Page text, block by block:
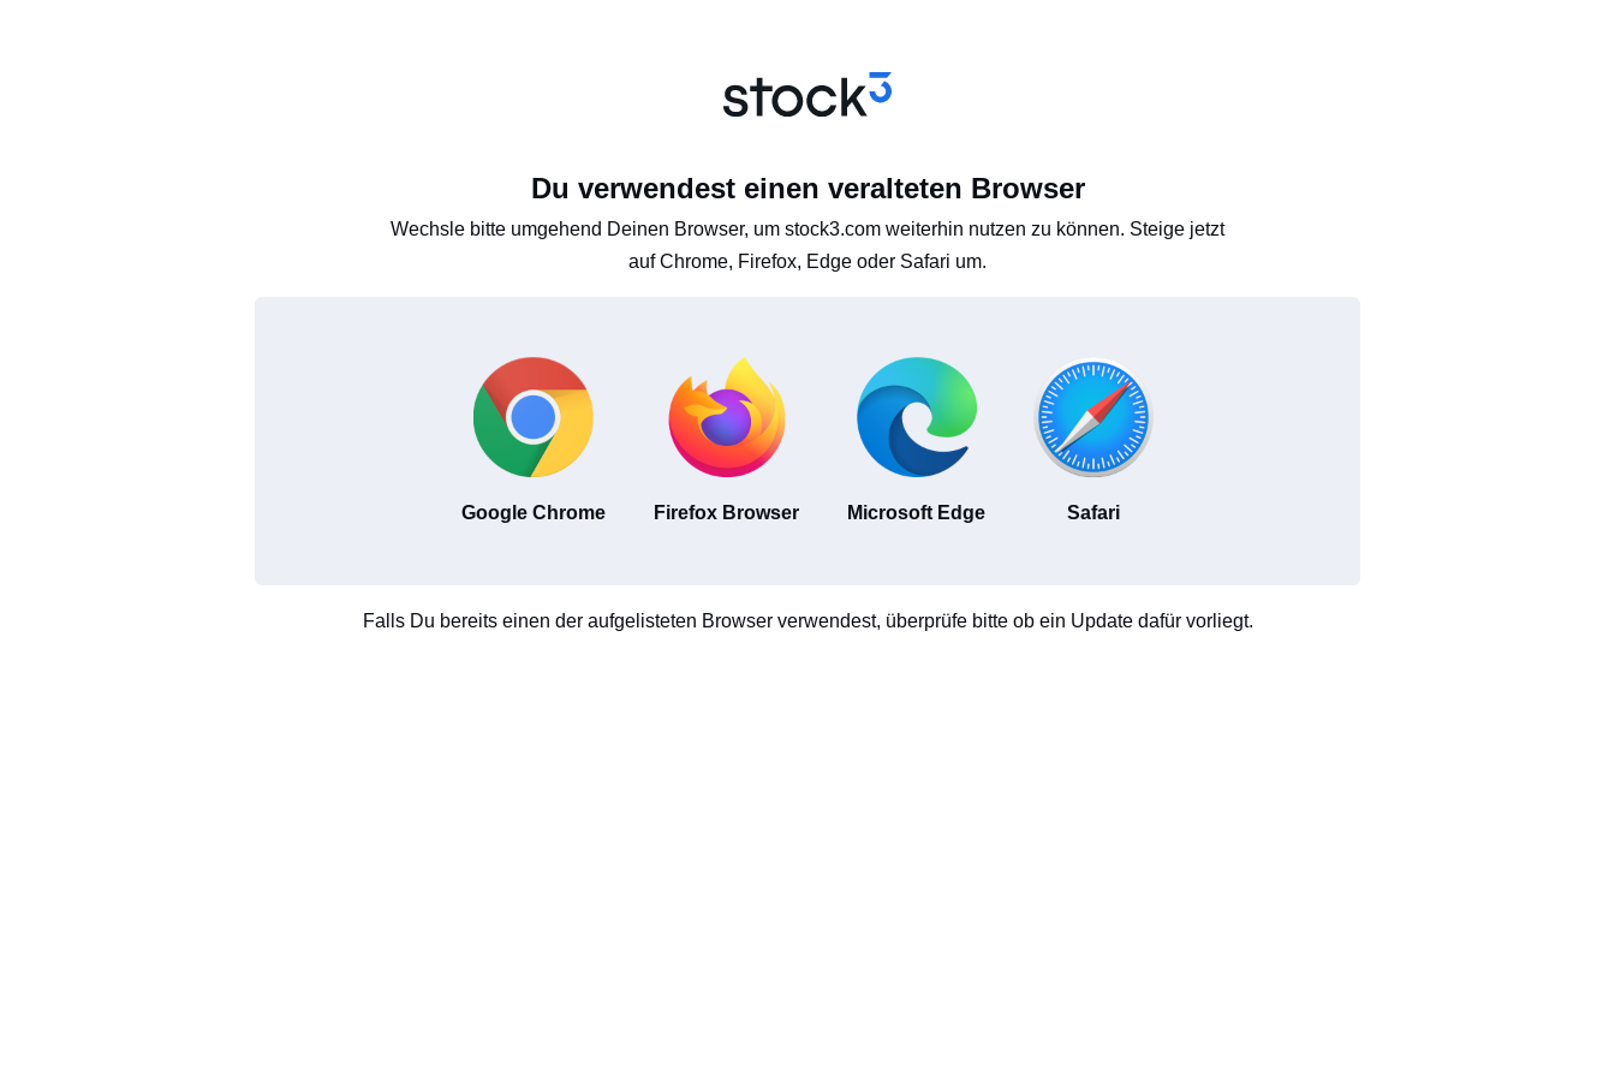
Du verwendest einen veralteten Browser
Wechsle bitte umgehend Deinen Browser, um stock3.com weiterhin nutzen zu können. Steige jetzt
auf Chrome, Firefox, Edge oder Safari um.
Google Chrome Firefox Browser Microsoft Edge Safari
Falls Du bereits einen der aufgelisteten Browser verwendest, überprüfe bitte ob ein Update dafür vorliegt.